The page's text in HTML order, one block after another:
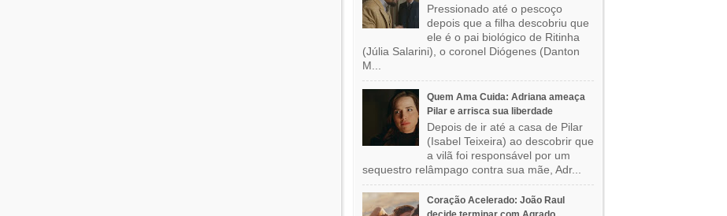
Pressionado até o pescoço
depois que a filha descobriu que
ele é o pai biológico de Ritinha
(Júlia Salarini), o coronel Diógenes (Danton
M...
Quem Ama Cuida: Adriana ameaça
Pilar e arrisca sua liberdade
Depois de ir até a casa de Pilar
(Isabel Teixeira) ao descobrir que
a vilã foi responsável por um
sequestro relâmpago contra sua mãe, Adr...
Coração Acelerado: João Raul